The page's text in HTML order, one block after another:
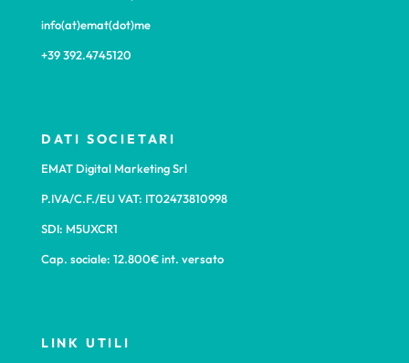
info(at)emat(dot)me
+39 392.4745120
DATI SOCIETARI
EMAT Digital Marketing Srl
P.IVA/C.F./EU VAT: IT02473810998
SDI: M5UXCR1
Cap. sociale: 12.800€ int. versato
LINK UTILI